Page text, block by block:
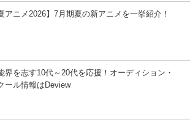
アニメ2026】7月期夏の新アニメを一挙紹介！
界を志す10代～20代を応援！オーディション・
ール情報はDeview